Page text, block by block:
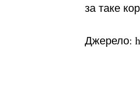
за таке
Джерело: